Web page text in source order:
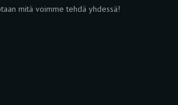
mitä voimme tehdä yhdessä!